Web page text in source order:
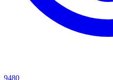
9480